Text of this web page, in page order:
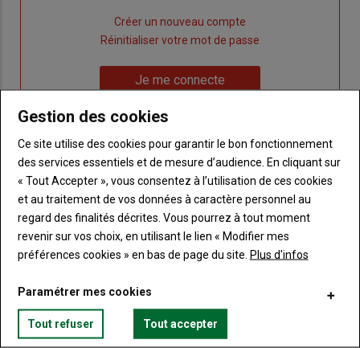
Créer un nouveau compte
de
Réinitialiser votre mot de passe
"Je
me
Je me connecte
Sous-
titre
Vous n'êtes pas abonné(e)
TITRE CRÉEZ UN COMPTE
Body Choisissez votre formule et créez votre
compte pour accéder à tout Terre de
Touraine.
Lien
Gestion des cookies
Ce site utilise des cookies pour garantir le bon fonctionnement
des services essentiels et de mesure d’audience. En cliquant sur
« Tout Accepter », vous consentez à l’utilisation de ces cookies
et au traitement de vos données à caractère personnel au
regard des finalités décrites. Vous pourrez à tout moment
revenir sur vos choix, en utilisant le lien « Modifier mes
préférences cookies » en bas de page du site. Plus d'infos
Paramétrer mes cookies
Tout refuser Tout accepter